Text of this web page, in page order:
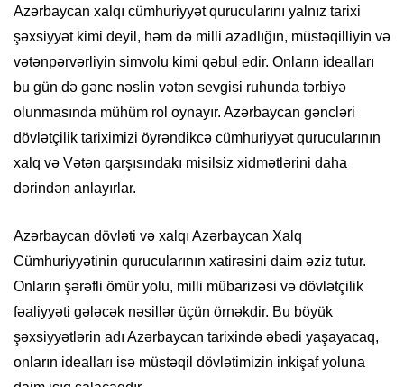
Azərbaycan xalqı cümhuriyyət qurucularını yalnız tarixi
şəxsiyyət kimi deyil, həm də milli azadlığın, müstəqilliyin və
vətənpərvərliyin simvolu kimi qəbul edir. Onların idealları
bu gün də gənc nəslin vətən sevgisi ruhunda tərbiyə
olunmasında mühüm rol oynayır. Azərbaycan gəncləri
dövlətçilik tariximizi öyrəndikcə cümhuriyyət qurucularının
xalq və Vətən qarşısındakı misilsiz xidmətlərini daha
dərindən anlayırlar.
Azərbaycan dövləti və xalqı Azərbaycan Xalq
Cümhuriyyətinin qurucularının xatirəsini daim əziz tutur.
Onların şərəfli ömür yolu, milli mübarizəsi və dövlətçilik
fəaliyyəti gələcək nəsillər üçün örnəkdir. Bu böyük
şəxsiyyətlərin adı Azərbaycan tarixində əbədi yaşayacaq,
onların idealları isə müstəqil dövlətimizin inkişaf yoluna